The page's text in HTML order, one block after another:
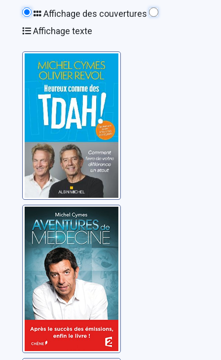
Affichage des couvertures
Affichage texte
Heureux comme
des TDAH !:
comment faire
de votre
différence un
atout
Cymes, Michel
Aventures de
médecine
Cymes, Michel